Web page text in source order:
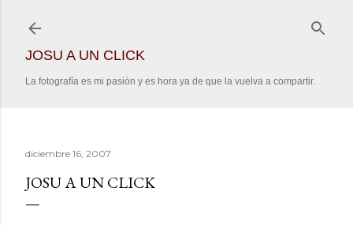
JOSU A UN CLICK
La fotografía es mi pasión y es hora ya de que la vuelva a compartir.
diciembre 16, 2007
JOSU A UN CLICK